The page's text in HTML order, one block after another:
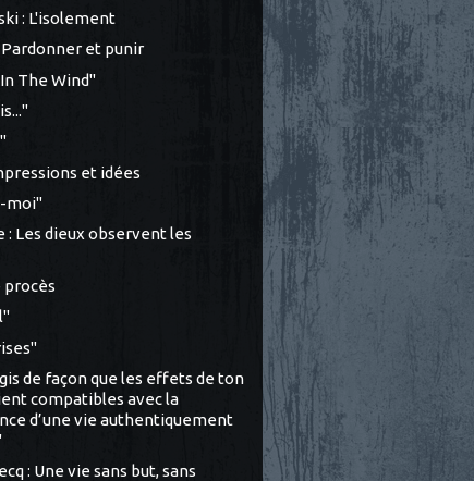
: L'isolement
et punir
The Wind"
et idées
moi"
: Les dieux observent les
procès
de façon que les effets de ton
compatibles avec la
d’une vie authentiquement
: Une vie sans but, sans